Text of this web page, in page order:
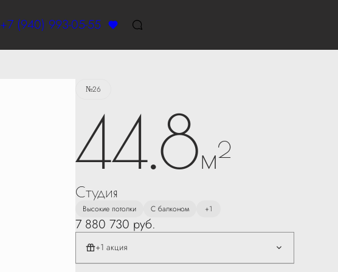
+7 (940) 993-05-55
№26
44.8м2
Студия
Высокие потолки С балконом +1
7 880 730 руб.
+1 акция
30% далее рассрочка на
12 мес.